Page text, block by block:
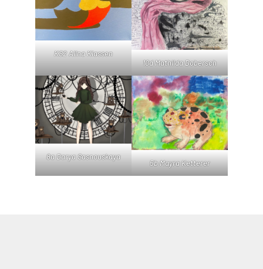
KS2 Alina Klassen
10d Mathilda Dobersch
8a Darya Sasnouskaya
5b Mayra Ketterer